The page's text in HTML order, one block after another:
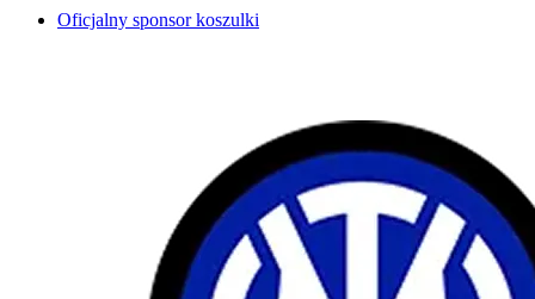
Oficjalny sponsor koszulki